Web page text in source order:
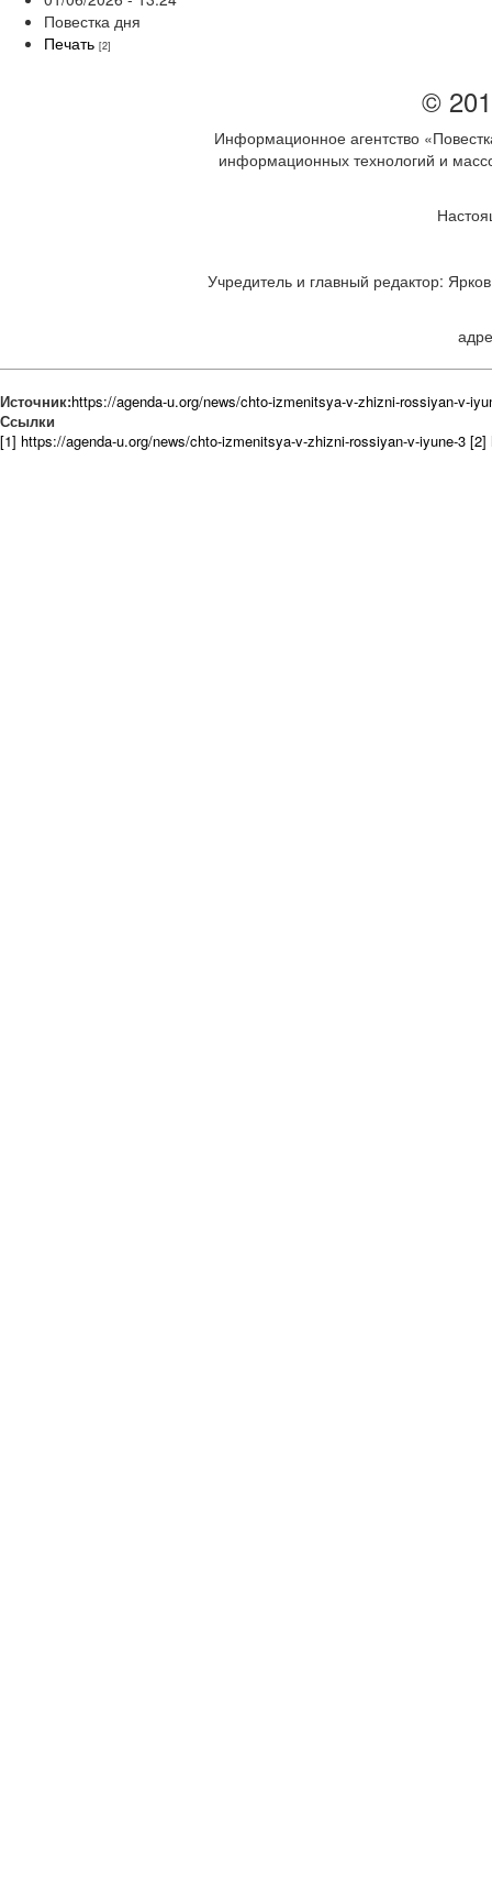
Повестка дня
Печать [2]
©
Информационное агентство
информационных технологий и
Учредитель и главный редактор:
Источник:https://agenda-u.org/news/chto-izmenitsya-v-zhizni-rossiyan-v-
Ссылки
[1] https://agenda-u.org/news/chto-izmenitsya-v-zhizni-rossiyan-v-iyune-3 [2]